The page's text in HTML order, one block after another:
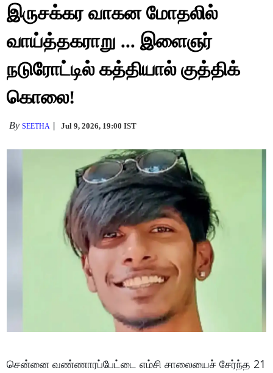
இருசக்கர வாகன மோதலில்
வாய்த்தகராறு ... இளைஞர்
நடுரோட்டில் கத்தியால் குத்திக்
கொலை!
BySEETHA Jul 9, 2026, 19:00 IST
சென்னை வண்ணாரப்பேட்டை எம்சி சாலையைச் சேர்ந்த 21